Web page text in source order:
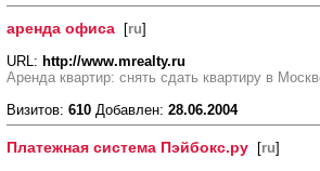
аренда офиса [ru]
URL: http://www.mrealty.ru
Аренда квартир: снять сдать квартиру в
Визитов: 610 Добавлен: 28.06.2004
Платежная система Пэйбокс.ру [ru]